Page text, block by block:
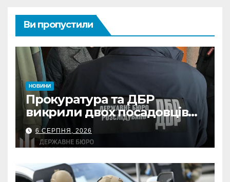
Ви пропустили
НОВИНИ
Прокуратура та ДБР
викрили двох посадовців
ДПС Сумщини на вимаганні
неправомірної вигоди у
ФОПа
6 СЕРПНЯ, 2026